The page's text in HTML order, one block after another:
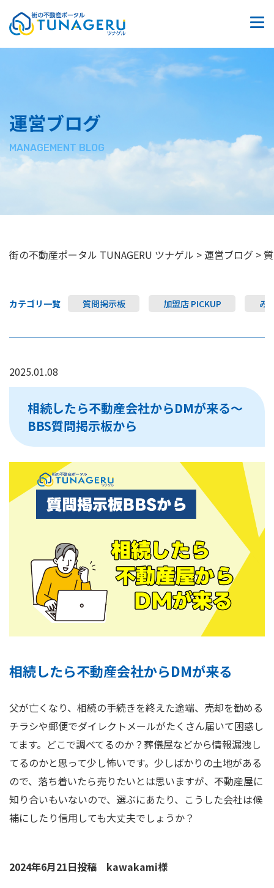
質問掲示板
お問い合わせ
プライバシーポリシー
運営ブログ
MANAGEMENT BLOG
街の不動産ポータル TUNAGERU ツナゲル >運営ブログ >
カテゴリ一覧 質問掲示板 加盟店 PICKUP み
2025.01.08
相続したら不動産会社からDMが来る～
BBS質問掲示板から
相続したら不動産会社からDMが来る
父が亡くなり、相続の手続きを終えた途端、売却を勧める
チラシや郵便でダイレクトメールがたくさん届いて困惑し
てます。どこで調べてるのか？葬儀屋などから情報漏洩し
てるのかと思って少し怖いです。少しばかりの土地がある
ので、落ち着いたら売りたいとは思いますが、不動産屋に
知り合いもいないので、選ぶにあたり、こうした会社は候
補にしたり信用しても大丈夫でしょうか？
2024年6月21日投稿 kawakami様